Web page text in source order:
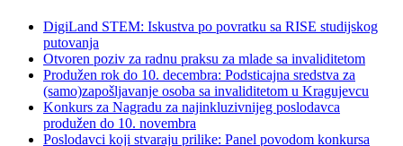
DigiLand STEM: Iskustva po povratku sa RISE studijskog
putovanja
Otvoren poziv za radnu praksu za mlade sa invaliditetom
Produžen rok do 10. decembra: Podsticajna sredstva za
(samo)zapošljavanje osoba sa invaliditetom u Kragujevcu
Konkurs za Nagradu za najinkluzivnijeg poslodavca
produžen do 10. novembra
Poslodavci koji stvaraju prilike: Panel povodom konkursa